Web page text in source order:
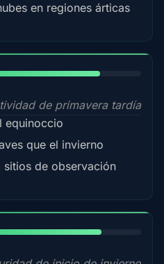
en regiones árticas
de primavera tardía
equinoccio
que el invierno
sitios de observación